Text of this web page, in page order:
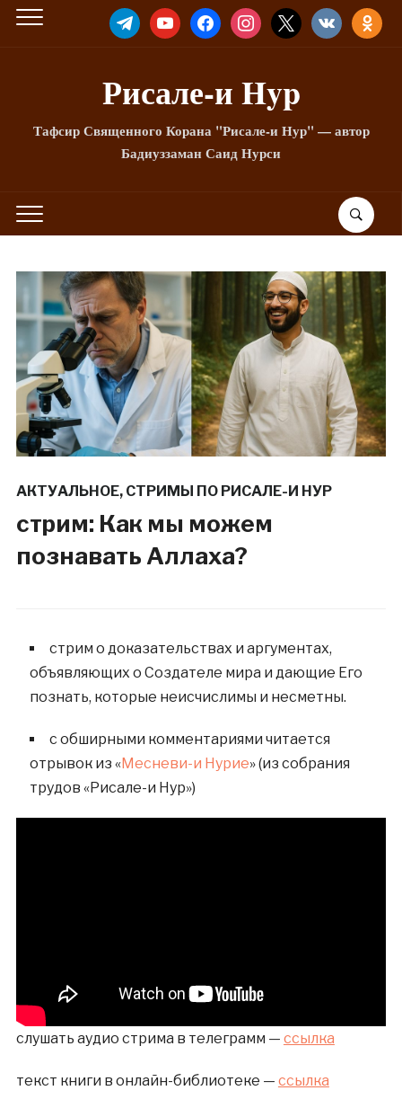
TELEGRAMYOUTUBEFACEBOOKINSTAGRAM
X VKONTAKTE
Рисале-и Hyp
Тафсир Священного Корана "Рисале-и Нур" — автор
Бадиуззаман Саид Нурси
АКТУАЛЬНОЕ, СТРИМЫ ПО РИСАЛЕ-И НУР
стрим: Как мы можем
познавать Аллаха?
стрим о доказательствах и аргументах,
объявляющих о Создателе мира и дающие Его
познать, которые неисчислимы и несметны.
с обширными комментариями читается
отрывок из «Месневи-и Нурие» (из собрания
трудов «Рисале-и Нур»)
слушать аудио стрима в телеграмм — ссылка
текст книги в онлайн-библиотеке — ссылка